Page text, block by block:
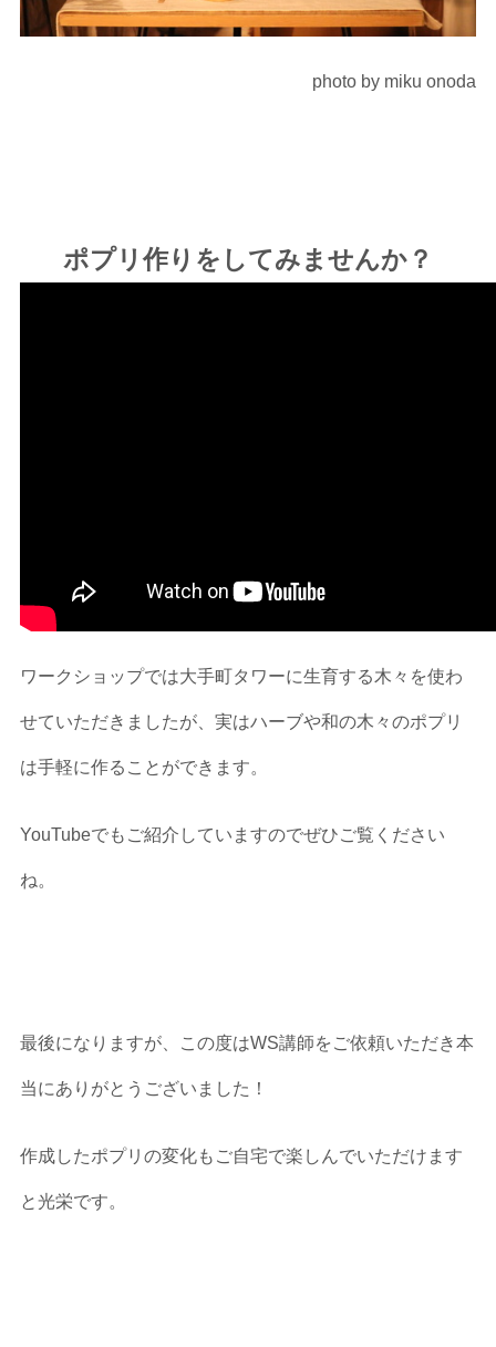
photo by miku onoda
ポプリ作りをしてみませんか？
ワークショップでは大手町タワーに生育する木々を使わ
せていただきましたが、実はハーブや和の木々のポプリ
は手軽に作ることができます。
YouTubeでもご紹介していますのでぜひご覧ください
ね。
最後になりますが、この度はWS講師をご依頼いただき本
当にありがとうございました！
作成したポプリの変化もご自宅で楽しんでいただけます
と光栄です。